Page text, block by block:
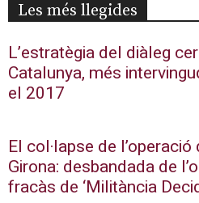
Les més llegides
L’estratègia del diàleg
Catalunya, més
el 2017
El col·lapse de
Girona: desbandada de
fracàs de ‘Militància